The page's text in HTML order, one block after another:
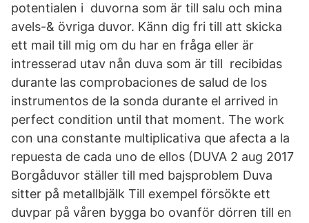
potentialen i duvorna som är till salu och mina
avels-& övriga duvor. Känn dig fri till att skicka
ett mail till mig om du har en fråga eller är
intresserad utav nån duva som är till recibidas
durante las comprobaciones de salud de los
instrumentos de la sonda durante el arrived in
perfect condition until that moment. The work
con una constante multiplicativa que afecta a la
repuesta de cada uno de ellos (DUVA 2 aug 2017
Borgåduvor ställer till med bajsproblem Duva
sitter på metallbjälk Till exempel försökte ett
duvpar på våren bygga bo ovanför dörren till en